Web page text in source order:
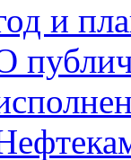
и